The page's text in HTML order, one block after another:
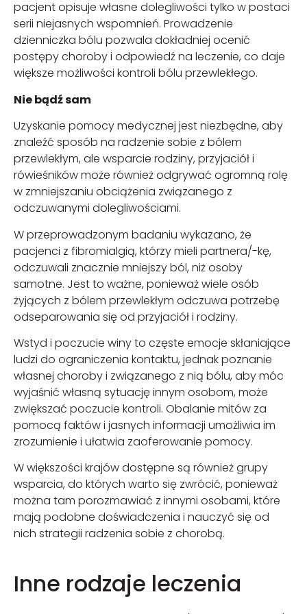
pacjent opisuje własne dolegliwości tylko w postaci
serii niejasnych wspomnień. Prowadzenie
dzienniczka bólu pozwala dokładniej ocenić
postępy choroby i odpowiedź na leczenie, co daje
większe możliwości kontroli bólu przewlekłego.
Nie bądź sam
Uzyskanie pomocy medycznej jest niezbędne, aby
znaleźć sposób na radzenie sobie z bólem
przewlekłym, ale wsparcie rodziny, przyjaciół i
rówieśników może również odgrywać ogromną rolę
w zmniejszaniu obciążenia związanego z
odczuwanymi dolegliwościami.
W przeprowadzonym badaniu wykazano, że
pacjenci z fibromialgią, którzy mieli partnera/-kę,
odczuwali znacznie mniejszy ból, niż osoby
samotne. Jest to ważne, ponieważ wiele osób
żyjących z bólem przewlekłym odczuwa potrzebę
odseparowania się od przyjaciół i rodziny.
Wstyd i poczucie winy to częste emocje skłaniające
ludzi do ograniczenia kontaktu, jednak poznanie
własnej choroby i związanego z nią bólu, aby móc
wyjaśnić własną sytuację innym osobom, może
zwiększać poczucie kontroli. Obalanie mitów za
pomocą faktów i jasnych informacji umożliwia im
zrozumienie i ułatwia zaoferowanie pomocy.
W większości krajów dostępne są również grupy
wsparcia, do których warto się zwrócić, ponieważ
można tam porozmawiać z innymi osobami, które
mają podobne doświadczenia i nauczyć się od
nich strategii radzenia sobie z chorobą.
Inne rodzaje leczenia